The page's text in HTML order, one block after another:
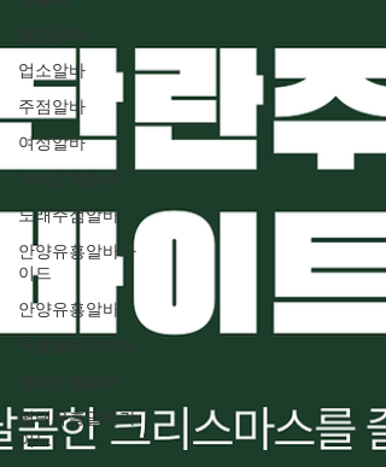
술집알바
업소알바
주점알바
여성알바
노래주점알바
안양유흥알바가
이드
안양유흥알바
평택유흥알바가
이드